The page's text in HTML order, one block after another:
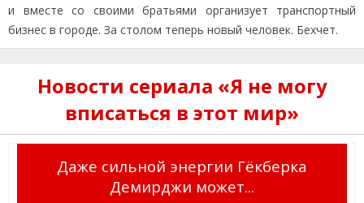
и вместе со своими братьями организует транспортный
бизнес в городе. За столом теперь новый человек. Бехчет.
Новости сериала «Я не могу
вписаться в этот мир»
Даже сильной энергии Гёкберка
Демирджи может...